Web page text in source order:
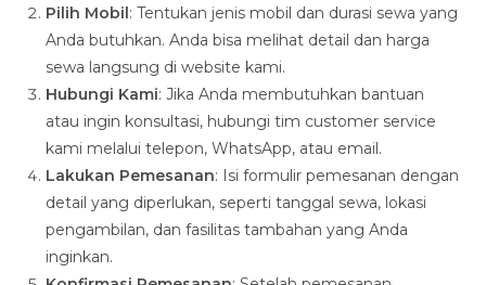
Pilih Mobil: Tentukan jenis mobil dan durasi sewa yang
Anda butuhkan. Anda bisa melihat detail dan harga
sewa langsung di website kami.
Hubungi Kami: Jika Anda membutuhkan bantuan
atau ingin konsultasi, hubungi tim customer service
kami melalui telepon, WhatsApp, atau email.
Lakukan Pemesanan: Isi formulir pemesanan dengan
detail yang diperlukan, seperti tanggal sewa, lokasi
pengambilan, dan fasilitas tambahan yang Anda
inginkan.